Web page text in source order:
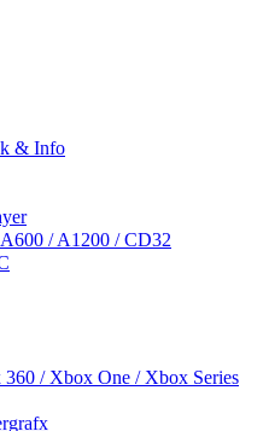
& Info
/ A1200 / CD32
/ Xbox One / Xbox Series